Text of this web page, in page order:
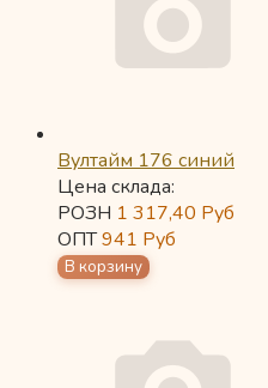
Вултайм 176 синий
Цена склада:
РОЗН 1 317,40 Руб
ОПТ941 Руб